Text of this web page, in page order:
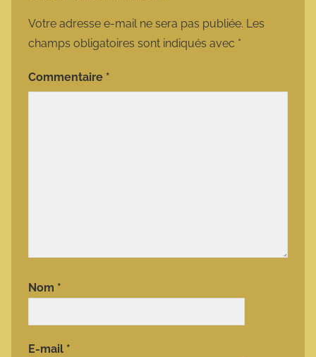
Votre adresse e-mail ne sera pas publiée. Les
champs obligatoires sont indiqués avec *
Commentaire *
Nom *
E-mail *